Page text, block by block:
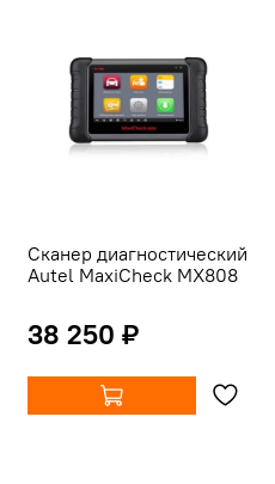
Сканер диагностический
Autel MaxiCheck MX808
38 250 ₽